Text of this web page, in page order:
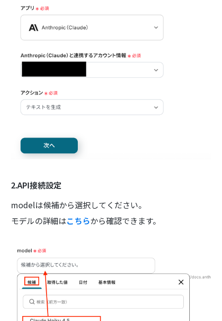
2.API接続設定
modelは候補から選択してください。
モデルの詳細はこちらから確認できます。